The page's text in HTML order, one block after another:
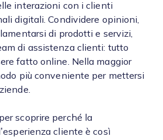
interazioni con i clienti
digitali. Condividere opinioni,
di prodotti e servizi,
di assistenza clienti: tutto
fatto online. Nella maggior
più conveniente per mettersi
scoprire perché la
cliente è così